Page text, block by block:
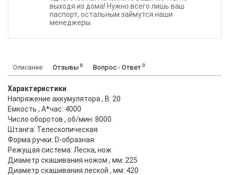
выходя из дома! Нужно всего лишь ваш
паспорт, остальным займутся наши
менеджеры.
Описание Отзывы 0 Вопрос - Ответ 0
Характеристики
Напряжение аккумулятора , В: 20
Емкость , А*час: 4000
Число оборотов , об/мин: 8000
Штанга: Телескопическая
Форма ручки: D-образная
Режущая система: Леска, нож
Диаметр скашивания ножом , мм: 225
Диаметр скашивания леской , мм: 420